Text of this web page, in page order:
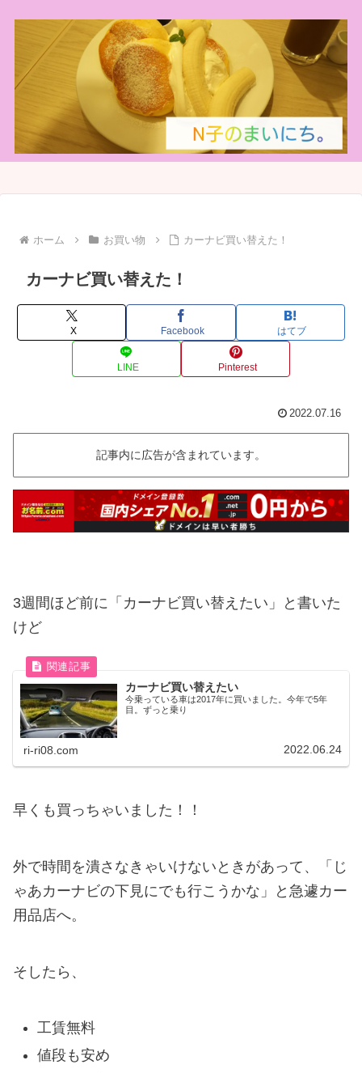
ホーム お買い物 カーナビ買い替えた！
カーナビ買い替えた！
X Facebook はてブ
LINE Pinterest
2022.07.16
記事内に広告が含まれています。
3週間ほど前に「カーナビ買い替えたい」と書いた
けど
カーナビ買い替えたい
今乗っている車は2017年に買いました。今年で5年
目。ずっと乗り
ri-ri08.com 2022.06.24
早くも買っちゃいました！！
外で時間を潰さなきゃいけないときがあって、「じ
ゃあカーナビの下見にでも行こうかな」と急遽カー
用品店へ。
そしたら、
工賃無料
値段も安め